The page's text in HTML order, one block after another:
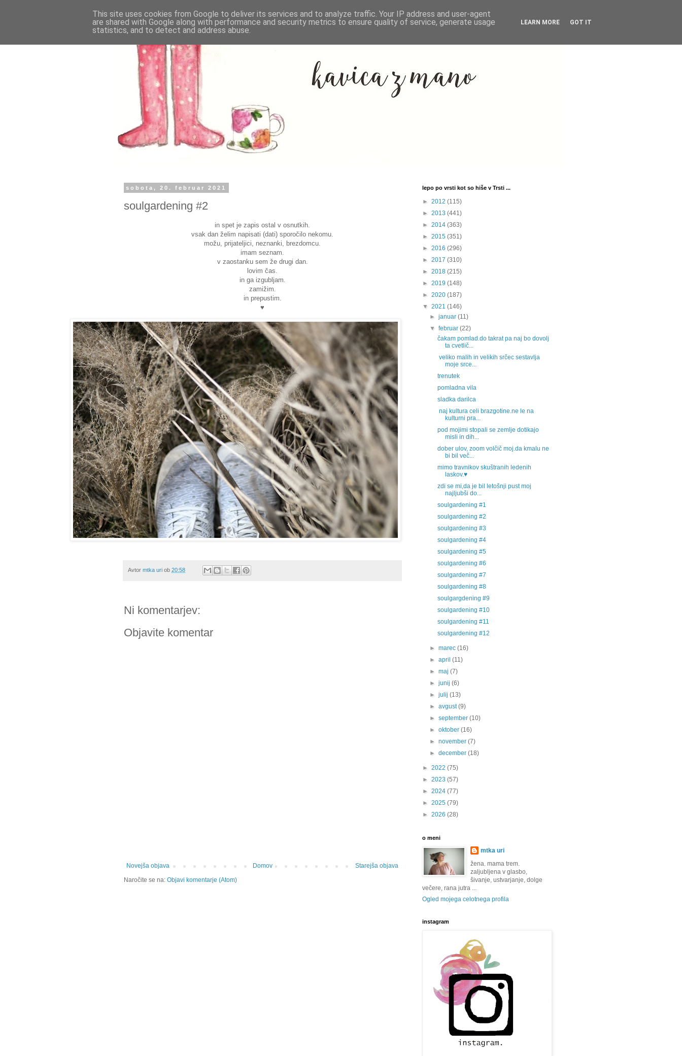
sobota, 20. februar 2021
soulgardening #2
in spet je zapis ostal v osnutkih.
vsak dan želim napisati (dati) sporočilo nekomu.
možu, prijateljici, neznanki, brezdomcu.
imam seznam.
v zaostanku sem že drugi dan.
lovim čas.
in ga izgubljam.
zamižim.
in prepustim.
♥
Avtor mtka uri ob 20:58
Ni komentarjev:
Objavite komentar
Novejša objava Starejša objava
Domov
Naročite se na: Objavi komentarje (Atom)
lepo po vrsti kot so hiše v Trsti ...
► 2012 (115)
► 2013 (441)
► 2014 (363)
► 2015 (351)
► 2016 (296)
► 2017 (310)
► 2018 (215)
► 2019 (148)
► 2020 (187)
▼ 2021 (146)
►januar(11)
▼februar(22)
čakam pomlad.do takrat pa naj bo dovolj
ta cvetlič...
veliko malih in velikih srčec sestavlja
moje srce...
trenutek
pomladna vila
sladka darilca
naj kultura celi brazgotine.ne le na
kulturni pra...
pod mojimi stopali se zemlje dotikajo
misli in dih...
dober ulov, zoom volčič moj.da kmalu ne
bi bil več...
mimo travnikov skuštranih ledenih
laskov.♥
zdi se mi,da je bil letošnji pust moj
najljubši do...
soulgardening #1
soulgardening #2
soulgardening #3
soulgardening #4
soulgardening #5
soulgardening #6
soulgardening #7
soulgardening #8
soulgargdening #9
soulgardening #10
soulgardening #11
soulgardening #12
►marec(16)
►april(11)
►maj(7)
►junij(6)
►julij(13)
►avgust(9)
►september(10)
►oktober(16)
►november(7)
►december(18)
► 2022 (75)
► 2023 (57)
► 2024 (77)
► 2025 (79)
► 2026 (28)
o meni
mtka uri
žena. mama trem.
zaljubljena v glasbo,
šivanje, ustvarjanje, dolge
večere, rana jutra ...
Ogled mojega celotnega profila
instagram
This site uses cookies from Google to deliver its services and to analyze traffic. Your IP address and user-agent
are shared with Google along with performance and security metrics to ensure quality of service, generate usage
statistics, and to detect and address abuse.
LEARN MORE GOT IT